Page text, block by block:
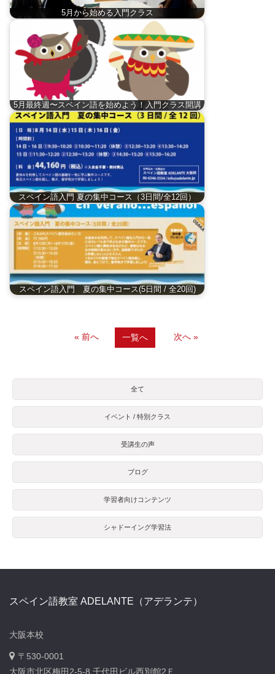
5月から始める入門クラス
5月最終週〜スペイン語を始めよう！入門クラス開講
スペイン語入門 夏の集中コース（3日間/全12回）
スペイン語入門 夏の集中コース(5日間 / 全20回)
« 前へ 一覧へ 次へ »
全て
イベント / 特別クラス
受講生の声
ブログ
学習者向けコンテンツ
シャドーイング学習法
スペイン語教室 ADELANTE（アデランテ）
大阪本校
〒530-0001
大阪市北区梅田2-5-8 千代田ビル西別館2Ｆ